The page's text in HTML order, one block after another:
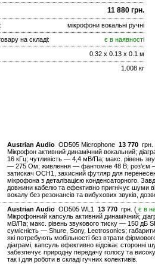
11 880 грн.
мікрофони вокальні ручні
на складі:
є в наявності
0.32 x 0.13 x 0.1 м
1.008 кг
Austrian Audio OD505 Microphone 13 770 грн.
Мікрофон активний динамічний вокальний;
16 кГц; чутливість — 4,4 мВ/Па; макс. рівень
— 275 Ом; живлення — фантомне 48 В; роз’єм —
затискач OCH1, захисний футляр для
мікрофона з деталізацією конденсаторного.
довжини кабелю та ефективно пригнічує шуми
вокалу без резонансів та вибухових звуків,
Austrian Audio OD505 WL1 13 770 грн. ( є в
Мікрофонний капсуль активний динамічний;
мВ/Па; макс. рівень звукового тиску — 150
сумісність — Shure, Sony, Lectrosonics;
які потребують мобільності без втрати
діаграмі, капсуль ефективно відсікає
забезпечує природну передачу голосу та
так і для роботи в складі гучних колективів.